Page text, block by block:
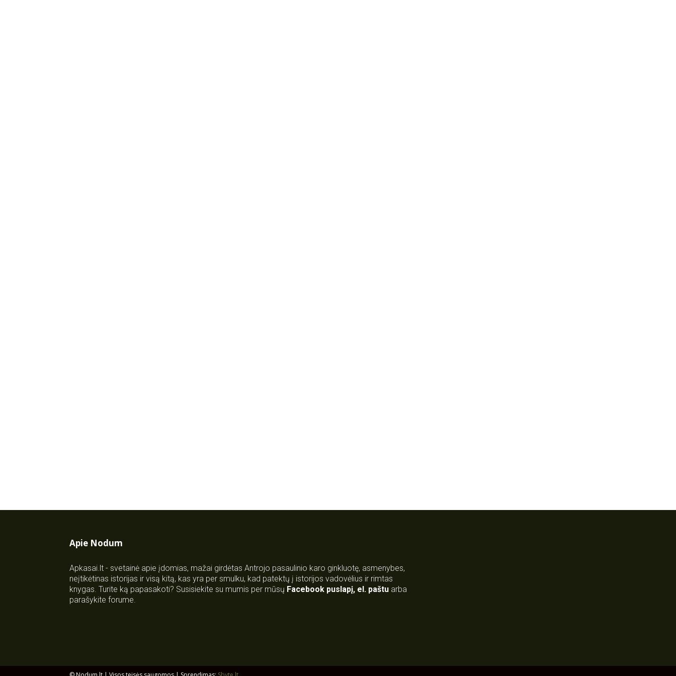
Apie Nodum
Apkasai.lt - svetainė apie įdomias, mažai girdėtas Antrojo pasaulinio karo ginkluotę, asmenybes,
neįtikėtinas istorijas ir visą kitą, kas yra per smulku, kad patektų į istorijos vadovėlius ir rimtas
knygas. Turite ką papasakoti? Susisiekite su mumis per mūsų Facebook puslapį, el. paštu arba
parašykite forume.